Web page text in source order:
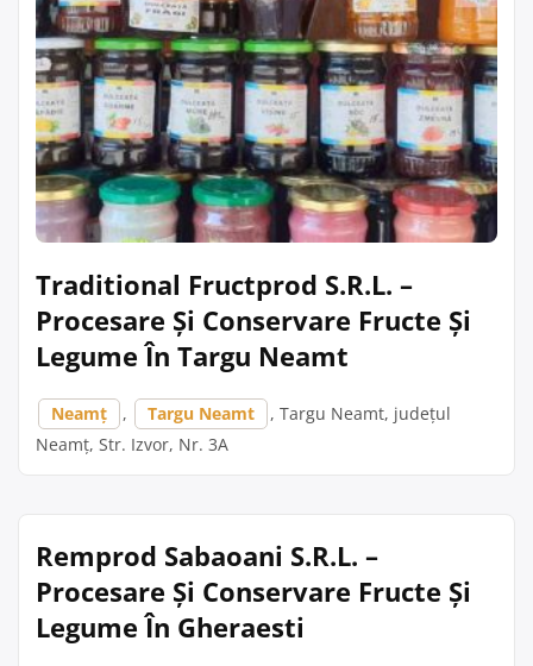
Traditional Fructprod S.R.L. –
Procesare Și Conservare Fructe Și
Legume În Targu Neamt
Neamț , Targu Neamt
, Targu Neamt, județul
Neamț, Str. Izvor, Nr. 3A
Remprod Sabaoani S.R.L. –
Procesare Și Conservare Fructe Și
Legume În Gheraesti